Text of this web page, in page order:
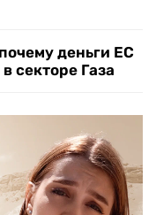
деньги ЕС
секторе Газа